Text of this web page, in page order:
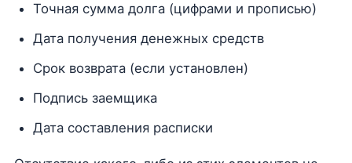
Точная сумма долга (цифрами и прописью)
Дата получения денежных средств
Срок возврата (если установлен)
Подпись заемщика
Дата составления расписки